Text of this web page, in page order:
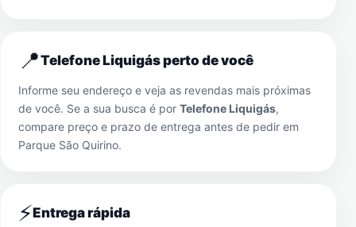
📍Telefone Liquigás perto de você
Informe seu endereço e veja as revendas mais próximas
de você. Se a sua busca é por Telefone Liquigás,
compare preço e prazo de entrega antes de pedir em
Parque São Quirino.
⚡Entrega rápida